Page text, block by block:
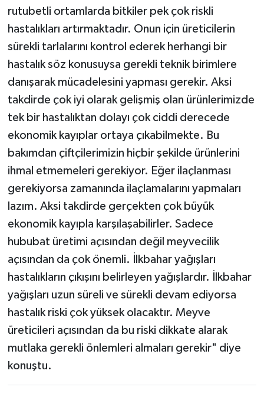
rutubetli ortamlarda bitkiler pek çok riskli
hastalıkları artırmaktadır. Onun için üreticilerin
sürekli tarlalarını kontrol ederek herhangi bir
hastalık söz konusuysa gerekli teknik birimlere
danışarak mücadelesini yapması gerekir. Aksi
takdirde çok iyi olarak gelişmiş olan ürünlerimizde
tek bir hastalıktan dolayı çok ciddi derecede
ekonomik kayıplar ortaya çıkabilmekte. Bu
bakımdan çiftçilerimizin hiçbir şekilde ürünlerini
ihmal etmemeleri gerekiyor. Eğer ilaçlanması
gerekiyorsa zamanında ilaçlamalarını yapmaları
lazım. Aksi takdirde gerçekten çok büyük
ekonomik kayıpla karşılaşabilirler. Sadece
hububat üretimi açısından değil meyvecilik
açısından da çok önemli. İlkbahar yağışları
hastalıkların çıkışını belirleyen yağışlardır. İlkbahar
yağışları uzun süreli ve sürekli devam ediyorsa
hastalık riski çok yüksek olacaktır. Meyve
üreticileri açısından da bu riski dikkate alarak
mutlaka gerekli önlemleri almaları gerekir" diye
konuştu.